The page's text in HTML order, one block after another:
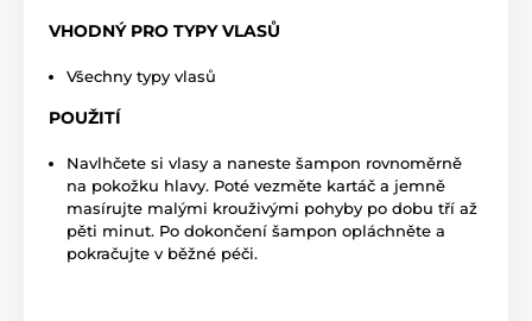
VHODNÝ PRO TYPY VLASŮ
Všechny typy vlasů
POUŽITÍ
Navlhčete si vlasy a naneste šampon rovnoměrně
na pokožku hlavy. Poté vezměte kartáč a jemně
masírujte malými krouživými pohyby po dobu tří až
pěti minut. Po dokončení šampon opláchněte a
pokračujte v běžné péči.